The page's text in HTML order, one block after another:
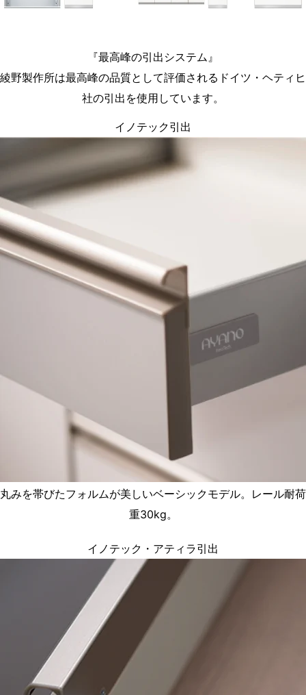
『最高峰の引出システム』
綾野製作所は最高峰の品質として評価されるドイツ・ヘティヒ
社の引出を使用しています。
イノテック引出
丸みを帯びたフォルムが美しいベーシックモデル。レール耐荷
重30kg。
イノテック・アティラ引出